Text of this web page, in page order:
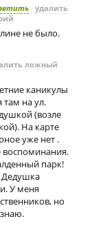
удалить
не было.
ложный
каникулы
там на ул.
(возле
На карте
уже нет .
воспоминания.
парк!
Дедушка
У меня
но